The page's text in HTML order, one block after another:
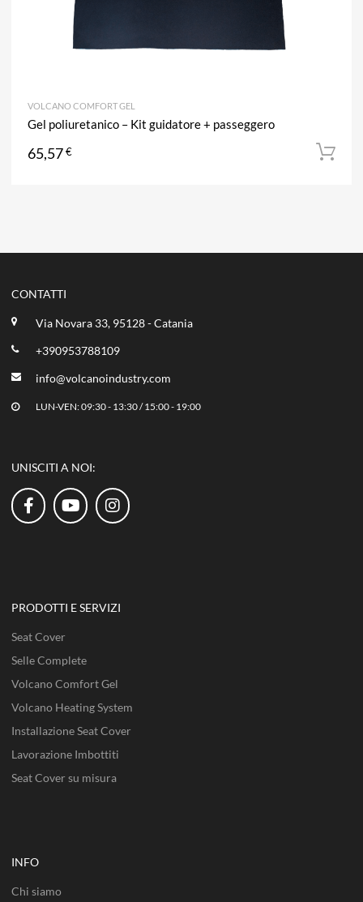
VOLCANO COMFORT GEL
Gel poliuretanico – Kit guidatore + passeggero
65,57€
CONTATTI
Via Novara 33, 95128 - Catania
+390953788109
info@volcanoindustry.com
LUN-VEN: 09:30 - 13:30 / 15:00 - 19:00
UNISCITI A NOI:
PRODOTTI E SERVIZI
Seat Cover
Selle Complete
Volcano Comfort Gel
Volcano Heating System
Installazione Seat Cover
Lavorazione Imbottiti
Seat Cover su misura
INFO
Chi siamo